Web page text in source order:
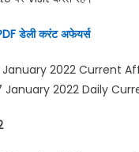
डेली करंट अफेयर्स
2022 Current
2022 Daily